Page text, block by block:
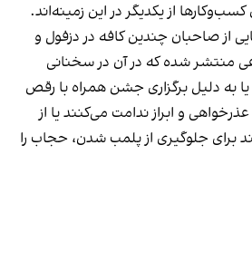
از یکدیگر در این زمینه‌اند.
از صاحبان چندین کافه در دزفول و
منتشر شده که در آن در سخنانی
به دلیل برگزاری جشن همراه با رقص
و ابراز ندامت می‌کنند یا از
برای جلوگیری از پلمب شدن، حجاب را